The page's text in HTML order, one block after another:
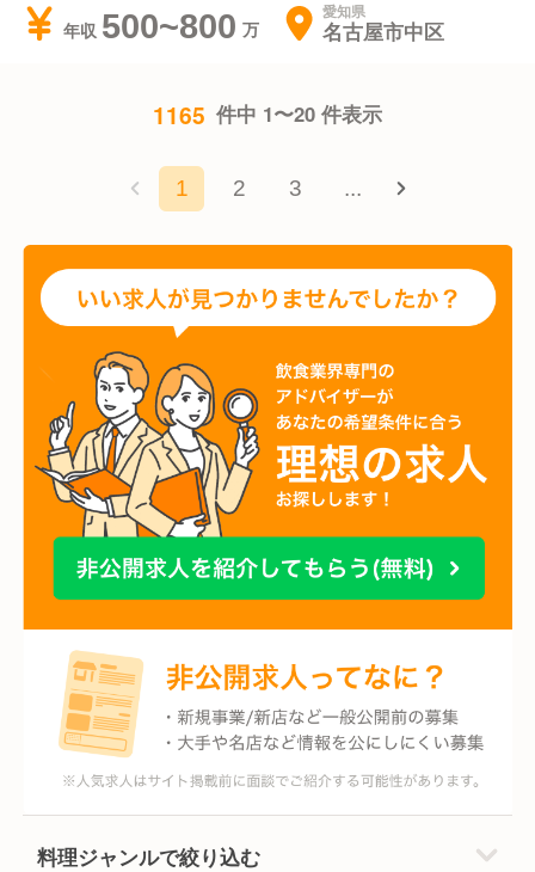
年収 500~800 愛知県
名古屋市中区
1165 件中 1〜20 件表示
1 2 3 ...
料理ジャンルで絞り込む